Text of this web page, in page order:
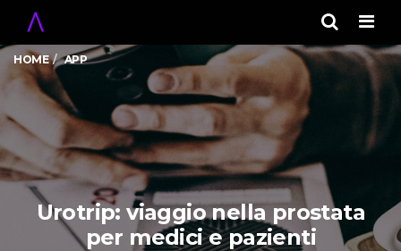
HOME APP
Urotrip: viaggio nella prostata
per medici e pazienti